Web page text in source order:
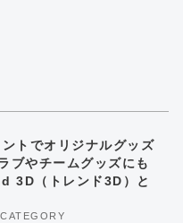
トでオリジナルグッズ
ブやチームグッズにも
3D（トレンド3D）と